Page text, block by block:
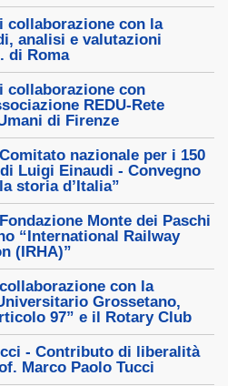
collaborazione con la
analisi e valutazioni
di Roma
collaborazione con
REDU-Rete
di Firenze
nazionale per i 150
Luigi Einaudi - Convegno
storia d’Italia”
Monte dei Paschi
“International Railway
(IRHA)”
con la
Grossetano,
97” e il Rotary Club
- Contributo di liberalità
Marco Paolo Tucci